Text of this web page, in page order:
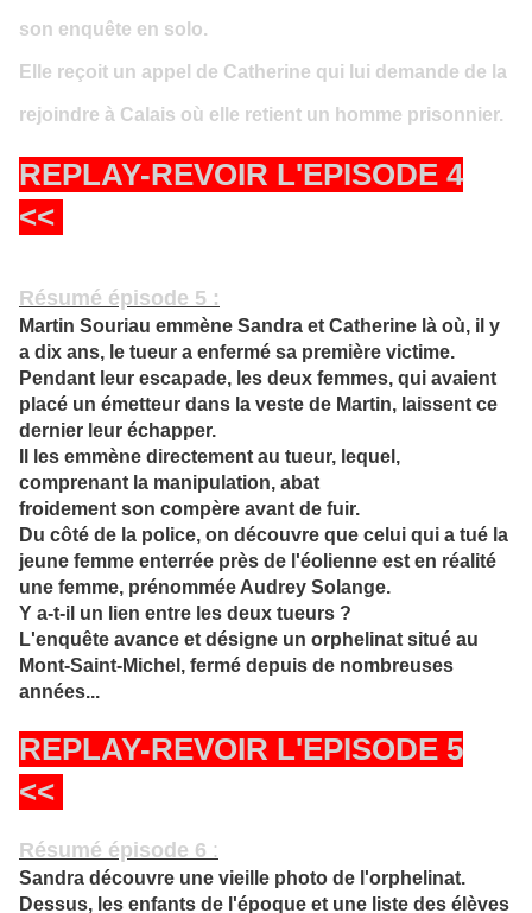
son enquête en solo.
Elle reçoit un appel de Catherine qui lui demande de la
rejoindre à Calais où elle retient un homme prisonnier.
REPLAY-REVOIR L'EPISODE 4
<<
Résumé épisode 5 :
Martin Souriau emmène Sandra et Catherine là où, il y
a dix ans, le tueur a enfermé sa première victime.
Pendant leur escapade, les deux femmes, qui avaient
placé un émetteur dans la veste de Martin, laissent ce
dernier leur échapper.
Il les emmène directement au tueur, lequel,
comprenant la manipulation, abat
froidement son compère avant de fuir.
Du côté de la police, on découvre que celui qui a tué la
jeune femme enterrée près de l'éolienne est en réalité
une femme, prénommée Audrey Solange.
Y a-t-il un lien entre les deux tueurs ?
L'enquête avance et désigne un orphelinat situé au
Mont-Saint-Michel, fermé depuis de nombreuses
années...
REPLAY-REVOIR L'EPISODE 5
<<
Résumé épisode 6 :
Sandra découvre une vieille photo de l'orphelinat.
Dessus, les enfants de l'époque et une liste des élèves